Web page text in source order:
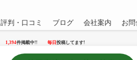
評判・口コミ
1,394件掲載中!!
ブログ
毎日 投稿してます!
会社案内 お